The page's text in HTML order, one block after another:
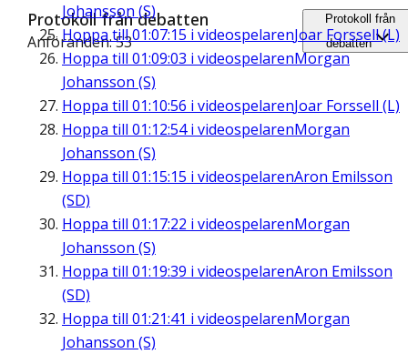
Johansson (S)
Hoppa till01:07:15 i videospelarenJoar Forssell (L)
Hoppa till 01:09:03 i videospelarenMorgan
Johansson (S)
Hoppa till 01:10:56 i videospelarenJoar Forssell (L)
Hoppa till 01:12:54i videospelarenMorgan
Johansson (S)
Hoppa till 01:15:15 i videospelarenAron Emilsson
(SD)
Hoppa till 01:17:22 i videospelarenMorgan
Johansson (S)
Hoppa till 01:19:39 i videospelarenAron Emilsson
(SD)
Hoppa till 01:21:41 i videospelarenMorgan
Johansson (S)
Protokoll från debatten
Anföranden: 53
Protokoll från
debatten